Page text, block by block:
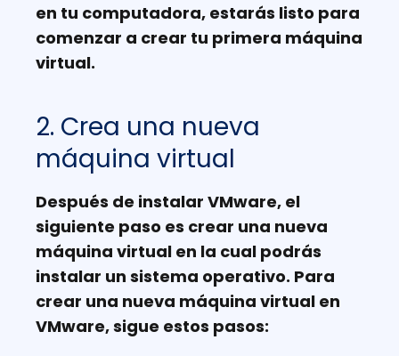
en tu computadora, estarás listo para
comenzar a crear tu primera máquina
virtual.
2. Crea una nueva
máquina virtual
Después de instalar VMware, el
siguiente paso es crear una nueva
máquina virtual en la cual podrás
instalar un sistema operativo. Para
crear una nueva máquina virtual en
VMware, sigue estos pasos: